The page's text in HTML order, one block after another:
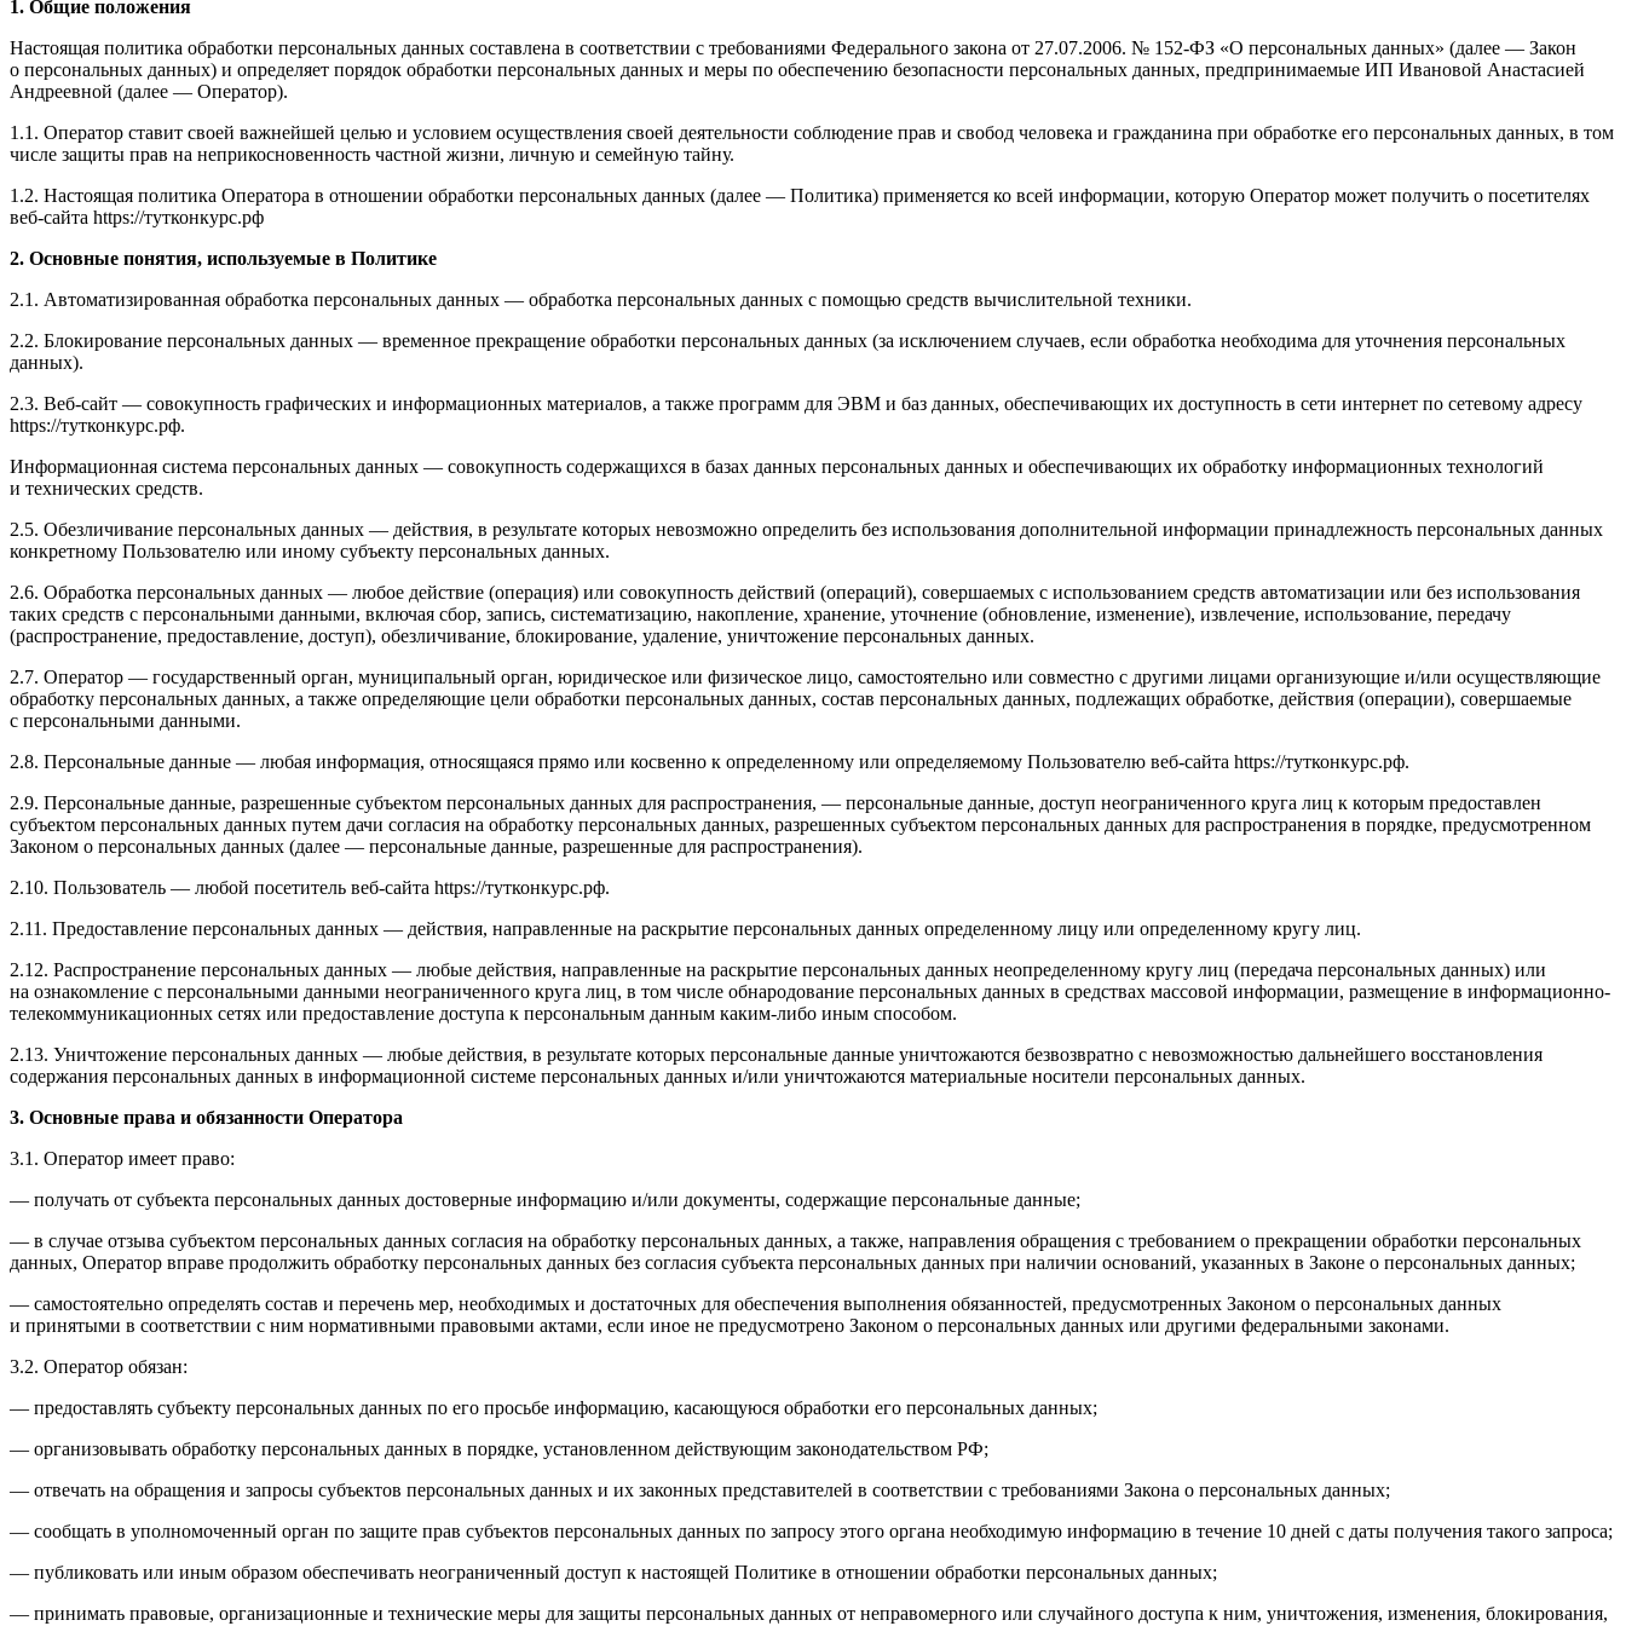
1. Общие положения
Настоящая политика обработки персональных данных составлена в соответствии с требованиями Федерального закона от 27.07.2006. № 152-ФЗ «О персональных данных» (далее — Закон
о персональных данных) и определяет порядок обработки персональных данных и меры по обеспечению безопасности персональных данных, предпринимаемые ИП Ивановой Анастасией
Андреевной (далее — Оператор).
1.1. Оператор ставит своей важнейшей целью и условием осуществления своей деятельности соблюдение прав и свобод человека и гражданина при обработке его персональных данных, в том
числе защиты прав на неприкосновенность частной жизни, личную и семейную тайну.
1.2. Настоящая политика Оператора в отношении обработки персональных данных (далее — Политика) применяется ко всей информации, которую Оператор может получить о посетителях
веб-сайта https://тутконкурс.рф
2. Основные понятия, используемые в Политике
2.1. Автоматизированная обработка персональных данных — обработка персональных данных с помощью средств вычислительной техники.
2.2. Блокирование персональных данных — временное прекращение обработки персональных данных (за исключением случаев, если обработка необходима для уточнения персональных
данных).
2.3. Веб-сайт — совокупность графических и информационных материалов, а также программ для ЭВМ и баз данных, обеспечивающих их доступность в сети интернет по сетевому адресу
https://тутконкурс.рф.
Информационная система персональных данных — совокупность содержащихся в базах данных персональных данных и обеспечивающих их обработку информационных технологий
и технических средств.
2.5. Обезличивание персональных данных — действия, в результате которых невозможно определить без использования дополнительной информации принадлежность персональных данных
конкретному Пользователю или иному субъекту персональных данных.
2.6. Обработка персональных данных — любое действие (операция) или совокупность действий (операций), совершаемых с использованием средств автоматизации или без использования
таких средств с персональными данными, включая сбор, запись, систематизацию, накопление, хранение, уточнение (обновление, изменение), извлечение, использование, передачу
(распространение, предоставление, доступ), обезличивание, блокирование, удаление, уничтожение персональных данных.
2.7. Оператор — государственный орган, муниципальный орган, юридическое или физическое лицо, самостоятельно или совместно с другими лицами организующие и/или осуществляющие
обработку персональных данных, а также определяющие цели обработки персональных данных, состав персональных данных, подлежащих обработке, действия (операции), совершаемые
с персональными данными.
2.8. Персональные данные — любая информация, относящаяся прямо или косвенно к определенному или определяемому Пользователю веб-сайта https://тутконкурс.рф.
2.9. Персональные данные, разрешенные субъектом персональных данных для распространения, — персональные данные, доступ неограниченного круга лиц к которым предоставлен
субъектом персональных данных путем дачи согласия на обработку персональных данных, разрешенных субъектом персональных данных для распространения в порядке, предусмотренном
Законом о персональных данных (далее — персональные данные, разрешенные для распространения).
2.10. Пользователь — любой посетитель веб-сайта https://тутконкурс.рф.
2.11. Предоставление персональных данных — действия, направленные на раскрытие персональных данных определенному лицу или определенному кругу лиц.
2.12. Распространение персональных данных — любые действия, направленные на раскрытие персональных данных неопределенному кругу лиц (передача персональных данных) или
на ознакомление с персональными данными неограниченного круга лиц, в том числе обнародование персональных данных в средствах массовой информации, размещение в информационно-
телекоммуникационных сетях или предоставление доступа к персональным данным каким-либо иным способом.
2.13. Уничтожение персональных данных — любые действия, в результате которых персональные данные уничтожаются безвозвратно с невозможностью дальнейшего восстановления
содержания персональных данных в информационной системе персональных данных и/или уничтожаются материальные носители персональных данных.
3. Основные права и обязанности Оператора
3.1. Оператор имеет право:
— получать от субъекта персональных данных достоверные информацию и/или документы, содержащие персональные данные;
— в случае отзыва субъектом персональных данных согласия на обработку персональных данных, а также, направления обращения с требованием о прекращении обработки персональных
данных, Оператор вправе продолжить обработку персональных данных без согласия субъекта персональных данных при наличии оснований, указанных в Законе о персональных данных;
— самостоятельно определять состав и перечень мер, необходимых и достаточных для обеспечения выполнения обязанностей, предусмотренных Законом о персональных данных
и принятыми в соответствии с ним нормативными правовыми актами, если иное не предусмотрено Законом о персональных данных или другими федеральными законами.
3.2. Оператор обязан:
— предоставлять субъекту персональных данных по его просьбе информацию, касающуюся обработки его персональных данных;
— организовывать обработку персональных данных в порядке, установленном действующим законодательством РФ;
— отвечать на обращения и запросы субъектов персональных данных и их законных представителей в соответствии с требованиями Закона о персональных данных;
— сообщать в уполномоченный орган по защите прав субъектов персональных данных по запросу этого органа необходимую информацию в течение 10 дней с даты получения такого запроса;
— публиковать или иным образом обеспечивать неограниченный доступ к настоящей Политике в отношении обработки персональных данных;
— принимать правовые, организационные и технические меры для защиты персональных данных от неправомерного или случайного доступа к ним, уничтожения, изменения, блокирования,